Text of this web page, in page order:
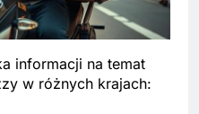
informacji na temat
w różnych krajach: